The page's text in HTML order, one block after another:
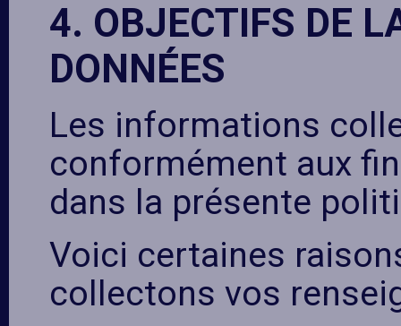
4. OBJECTIFS DE
DONNÉES
Les informations
conformément aux
dans la présente
Voici certaines
collectons vos